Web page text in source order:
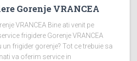
Gorenje VRANCEA
VRANCEA Bine ati venit pe
frigidere Gorenje VRANCEA
frigider gorenje? Tot ce trebuie sa
va oferim service in